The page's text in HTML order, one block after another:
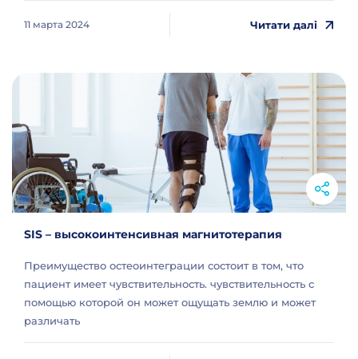
11 марта 2024 Читати далі
SIS – высокоинтенсивная магнитотерапия
Преимущество остеоинтеграции состоит в том, что
пациент имеет чувствительность. чувствительность с
помощью которой он может ощущать землю и может
различать